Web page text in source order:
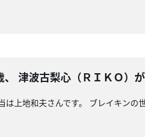
津波古梨心（ＲＩＫＯ）
上地和夫さんです。 ブレイキン